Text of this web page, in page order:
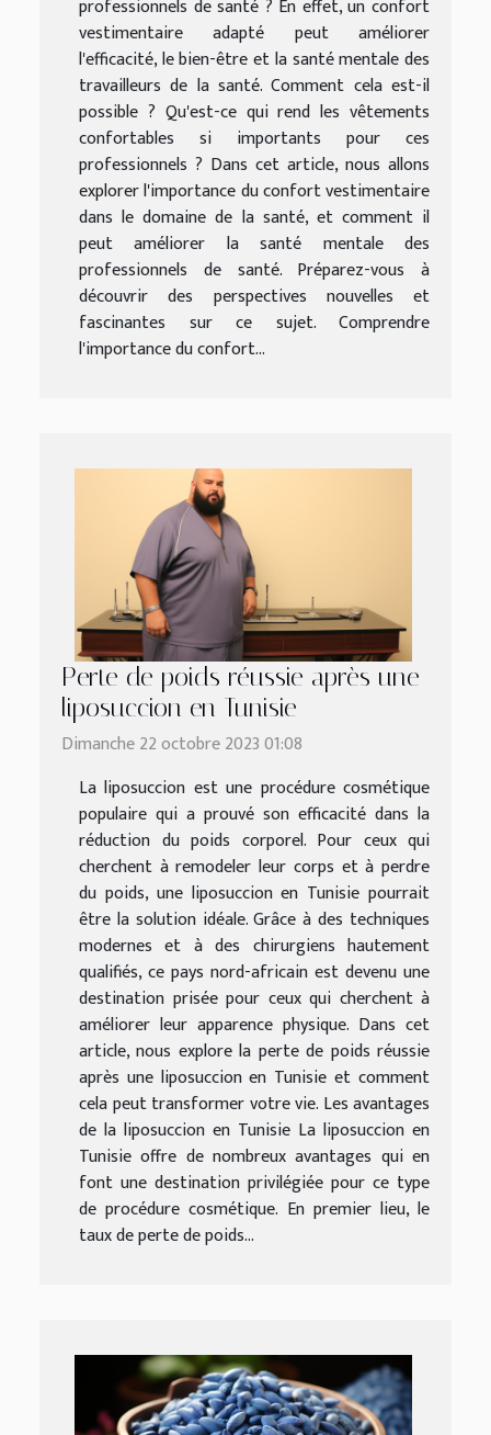
professionnels de santé ? En effet, un confort
vestimentaire adapté peut améliorer
l'efficacité, le bien-être et la santé mentale des
travailleurs de la santé. Comment cela est-il
possible ? Qu'est-ce qui rend les vêtements
confortables si importants pour ces
professionnels ? Dans cet article, nous allons
explorer l'importance du confort vestimentaire
dans le domaine de la santé, et comment il
peut améliorer la santé mentale des
professionnels de santé. Préparez-vous à
découvrir des perspectives nouvelles et
fascinantes sur ce sujet. Comprendre
l'importance du confort...
Perte de poids réussie après une
liposuccion en Tunisie
Dimanche 22 octobre 2023 01:08
La liposuccion est une procédure cosmétique
populaire qui a prouvé son efficacité dans la
réduction du poids corporel. Pour ceux qui
cherchent à remodeler leur corps et à perdre
du poids, une liposuccion en Tunisie pourrait
être la solution idéale. Grâce à des techniques
modernes et à des chirurgiens hautement
qualifiés, ce pays nord-africain est devenu une
destination prisée pour ceux qui cherchent à
améliorer leur apparence physique. Dans cet
article, nous explore la perte de poids réussie
après une liposuccion en Tunisie et comment
cela peut transformer votre vie. Les avantages
de la liposuccion en Tunisie La liposuccion en
Tunisie offre de nombreux avantages qui en
font une destination privilégiée pour ce type
de procédure cosmétique. En premier lieu, le
taux de perte de poids...